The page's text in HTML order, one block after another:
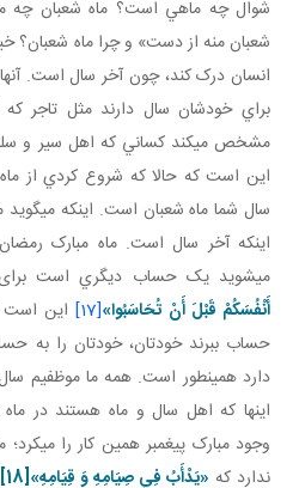
شوال چه ماهي است؟ ماه شعبان چه
شعبان منه از دست» و چرا ماه شعبان؟
انسان درک کند، چون آخر سال است.
براي خودشان سال دارند مثل تاجر که
مشخص مي کند کساني که اهل سير و
اين است که حالا که شروع کردي از
سال شما ماه شعبان است. اينکه مي گويد
اينکه آخر سال است. ماه مبارک
مي شويد يک حساب ديگري است
أَنْفُسَكُمْ قَبْلَ أَنْ تُحَاسَبُوا»[17]
اين است
حساب ببرند خودتان، خودتان را به
دارد همين طور است. همه ما موظفيم
اينها که اهل سال و ماه هستند در
وجود مبارک پيغمبر همين کار را مي کرد؛
ندارد که «يَدْأَبُ فِي صِيَامِهِ وَ قِيَامِهِ»[18]